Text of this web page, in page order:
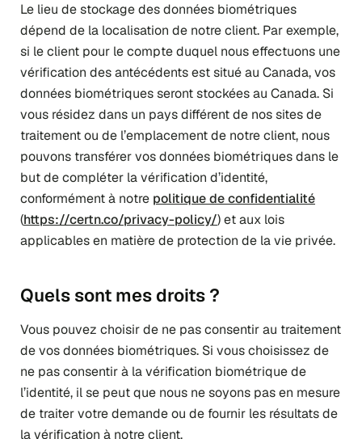
Le lieu de stockage des données biométriques
dépend de la localisation de notre client. Par exemple,
si le client pour le compte duquel nous effectuons une
vérification des antécédents est situé au Canada, vos
données biométriques seront stockées au Canada. Si
vous résidez dans un pays différent de nos sites de
traitement ou de l’emplacement de notre client, nous
pouvons transférer vos données biométriques dans le
but de compléter la vérification d’identité,
conformément à notre politique de confidentialité
(https://certn.co/privacy-policy/) et aux lois
applicables en matière de protection de la vie privée.
Quels sont mes droits ?
Vous pouvez choisir de ne pas consentir au traitement
de vos données biométriques. Si vous choisissez de
ne pas consentir à la vérification biométrique de
l’identité, il se peut que nous ne soyons pas en mesure
de traiter votre demande ou de fournir les résultats de
la vérification à notre client.